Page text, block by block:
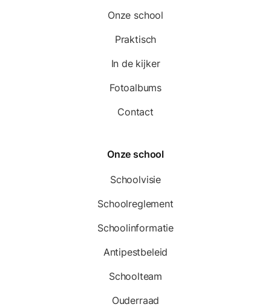
Onze school
Praktisch
In de kijker
Fotoalbums
Contact
Onze school
Schoolvisie
Schoolreglement
Schoolinformatie
Antipestbeleid
Schoolteam
Ouderraad